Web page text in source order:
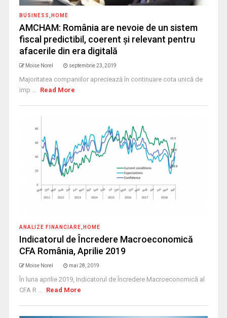
BUSINESS HOME
AMCHAM: România are nevoie de un sistem
fiscal predictibil, coerent și relevant pentru
afacerile din era digitală
Moise Norel septembrie 23, 2019
Majoritatea companiilor apreciează în continuare cota unică de
imp ... Read More
ANALIZE FINANCIARE HOME
Indicatorul de Încredere Macroeconomică
CFA România, Aprilie 2019
Moise Norel mai 28, 2019
În luna aprilie 2019, Indicatorul de Încredere Macroeconomică al
CFA R ... Read More